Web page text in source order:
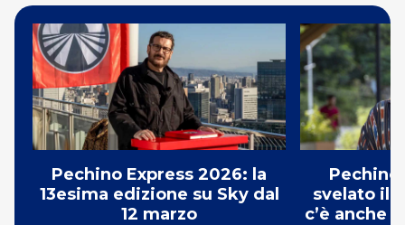
Pechino Express 2026: la
13esima edizione su Sky dal
12 marzo
Pechino
svelato il
c’è anche